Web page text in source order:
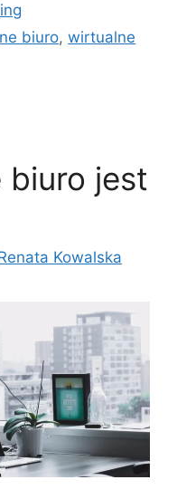
biuro,wirtualne
biuro jest
Kowalska